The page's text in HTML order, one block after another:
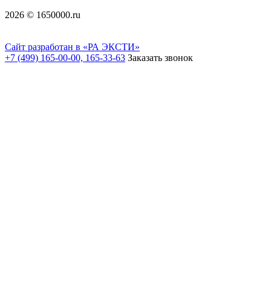
2026 © 1650000.ru
Сайт разработан в «РА ЭКСТИ»
+7 (499) 165-00-00, 165-33-63 Заказать звонок